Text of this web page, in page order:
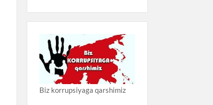
Biz korrupsiyaga qarshimiz